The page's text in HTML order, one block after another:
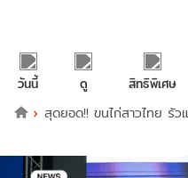
วันนี้ ดู สิทธิพิเศษ
สุดยอด!! ขนไก่สาวไทย รัวแซง อินโดนี
สมัย 7